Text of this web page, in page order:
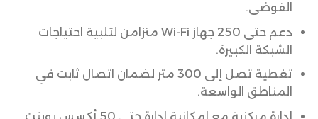
الفوضى.
دعم حتى 250 جهاز Wi-Fi متزامن لتلبية احتياجات
الشبكة الكبيرة.
تغطية تصل إلى 300 متر لضمان اتصال ثابت في
المناطق الواسعة.